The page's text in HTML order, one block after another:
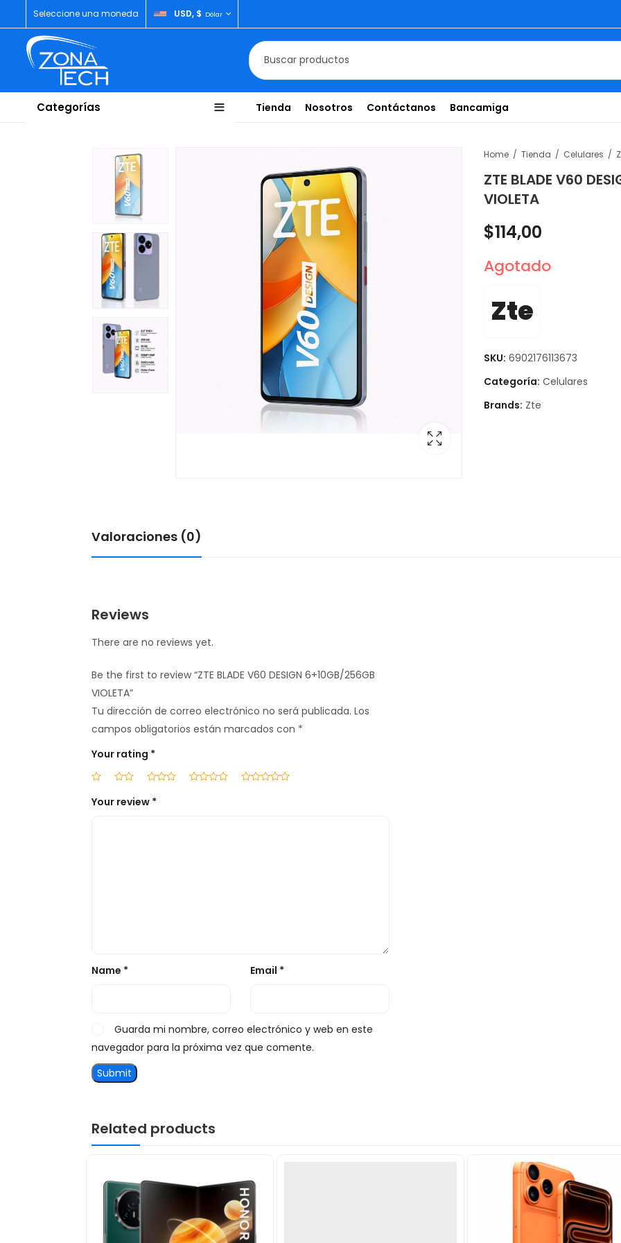
Seleccione una moneda USD, $ Dólar
Categorías Tienda Nosotros Contáctanos Bancamiga
Home Tienda Celulares
ZTE BLADE V60
VIOLETA
$114,00
Agotado
Zte
SKU: 6902176113673
Categoría: Celulares
Brands: Zte
Valoraciones (0)
Reviews
There are no reviews yet.
Be the first to review “ZTE BLADE V60 DESIGN 6+10GB/256GB
VIOLETA”
Tu dirección de correo electrónico no será publicada. Los
campos obligatorios están marcados con *
Your rating *
Your review *
Name * Email *
Guarda mi nombre, correo electrónico y web en este
navegador para la próxima vez que comente.
Related products